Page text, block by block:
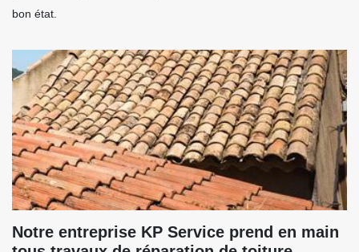
bon état.
Notre entreprise KP Service prend en main